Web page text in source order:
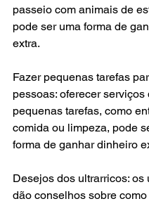
passeio com animais de
pode ser uma forma de
extra.
Fazer pequenas tarefas
pessoas: oferecer serviços
pequenas tarefas, como
comida ou limpeza, pode
forma de ganhar dinheiro
Desejos dos ultrarricos: os
dão conselhos sobre